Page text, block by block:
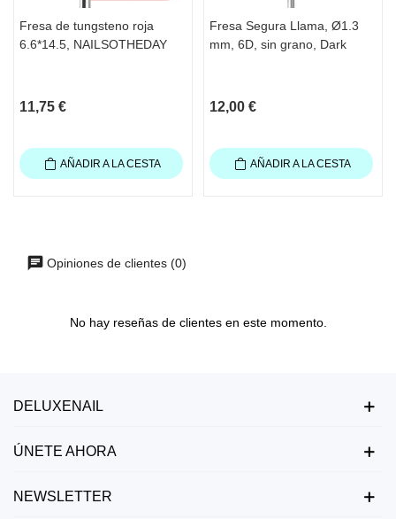
Fresa de tungsteno roja
6.6*14.5, NAILSOTHEDAY
11,75 €
AÑADIR A LA CESTA
Fresa Segura Llama, Ø1.3
mm, 6D, sin grano, Dark
12,00 €
AÑADIR A LA CESTA
Opiniones de clientes (0)
No hay reseñas de clientes en este momento.
DELUXENAIL
ÚNETE AHORA
NEWSLETTER